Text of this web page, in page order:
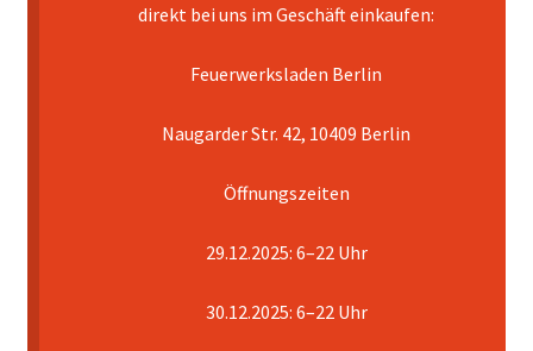
Pyrotechniker buchen
direkt bei uns im Geschäft einkaufen:
Feuerwerksladen Berlin
Naugarder Str. 42, 10409 Berlin
Öffnungszeiten
29.12.2025: 6–22 Uhr
30.12.2025: 6–22 Uhr